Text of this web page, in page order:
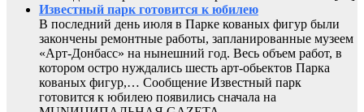
Известный парк готовится к юбилею
В последний день июля в Парке кованых фигур были
закончены ремонтные работы, запланированные музеем
«Арт-Донбасс» на нынешний год. Весь объем работ, в
котором остро нуждались шесть арт-обьектов Парка
кованых фигур,… Сообщение Известный парк
готовится к юбилею появились сначала на